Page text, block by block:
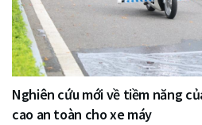
Nghiên cứu mới về tiềm năng
cao an toàn cho xe máy